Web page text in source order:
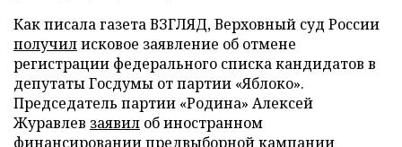
Как писала газета ВЗГЛЯД, Верховный суд России
получилисковое заявление об отмене
регистрации федерального списка кандидатов в
депутаты Госдумы от партии «Яблоко».
Председатель партии «Родина» Алексей
Журавлев заявил об иностранном
финансировании предвыборной кампании